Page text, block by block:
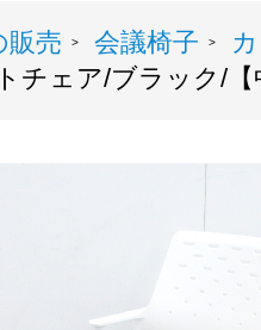
販売 > 会議椅子 >
チェア/ブラック/【